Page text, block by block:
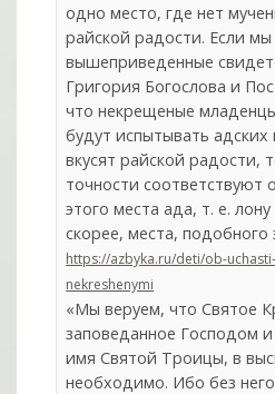
одно место, где нет
райской радости. Если
вышеприведенные
Григория Богослова и
что некрещеные
будут испытывать адских
вкусят райской радости,
точности соответствуют
этого места ада, т. е.
скорее, места, подобного
https://azbyka.ru/deti/ob-
nekreshenymi
«Мы веруем, что Святое
заповеданное Господом
имя Святой Троицы, в
необходимо. Ибо без